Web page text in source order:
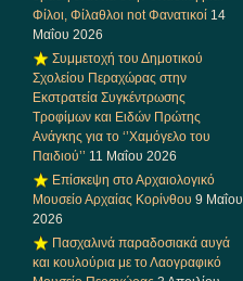
Φίλοι, Φίλαθλοι not Φανατικοί 14
Μαΐου 2026
Συμμετοχή του Δημοτικού
Σχολείου Περαχώρας στην
Εκστρατεία Συγκέντρωσης
Τροφίμων και Ειδών Πρώτης
Ανάγκης για το ‘’Χαμόγελο του
Παιδιού’’ 11 Μαΐου 2026
Επίσκεψη στο Αρχαιολογικό
Μουσείο Αρχαίας Κορίνθου 9 Μαΐου
2026
Πασχαλινά παραδοσιακά αυγά
και κουλούρια με το Λαογραφικό